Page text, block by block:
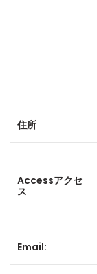
住所
Accessアクセ
ス
Email: